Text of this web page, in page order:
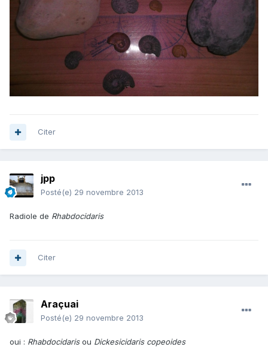
Citer
jpp
Posté(e) 29 novembre 2013
Radiole de Rhabdocidaris
Citer
Araçuai
Posté(e) 29 novembre 2013
oui : Rhabdocidarisou Dickesicidaris copeoides